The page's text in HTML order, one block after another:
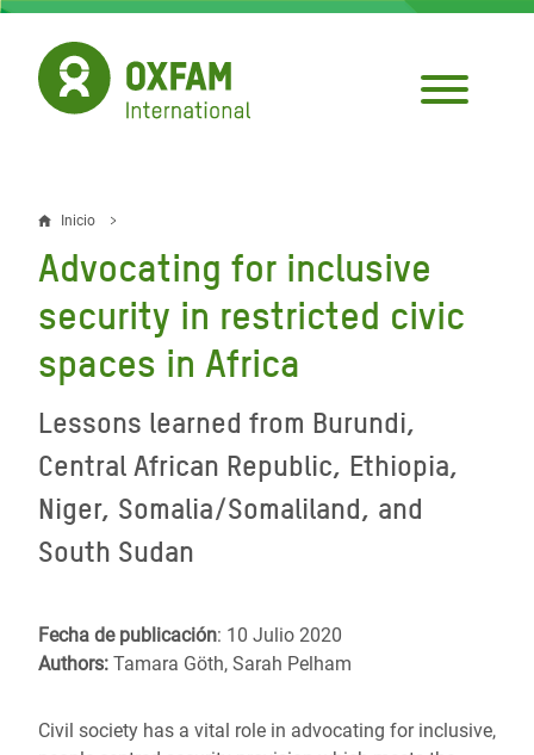
Pasar
contenido
principal
Sobrescribir
enlaces
de
ayuda
a
la
navegación
Inicio
Advocating for inclusive
security in restricted civic
spaces in Africa
Lessons learned from Burundi,
Central African Republic, Ethiopia,
Niger, Somalia/Somaliland, and
South Sudan
Fecha de publicación: 10 Julio 2020
Authors: Tamara Göth, Sarah Pelham
Civil society has a vital role in advocating for inclusive,